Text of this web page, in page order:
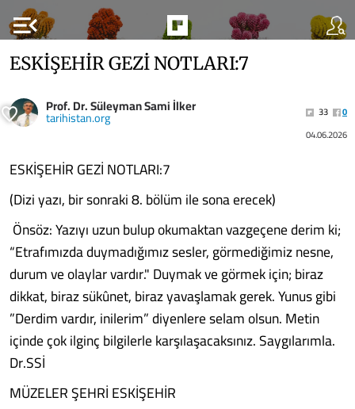
menu_open
ESKİŞEHİR GEZİ NOTLARI:7
Prof. Dr. Süleyman Sami İlker
tarihistan.org 33
0
04.06.2026
ESKİŞEHİR GEZİ NOTLARI:7
(Dizi yazı, bir sonraki 8. bölüm ile sona erecek)
Önsöz: Yazıyı uzun bulup okumaktan vazgeçene derim ki;
“Etrafımızda duymadığımız sesler, görmediğimiz nesne,
durum ve olaylar vardır." Duymak ve görmek için; biraz
dikkat, biraz sükûnet, biraz yavaşlamak gerek. Yunus gibi
”Derdim vardır, inilerim” diyenlere selam olsun. Metin
içinde çok ilginç bilgilerle karşılaşacaksınız. Saygılarımla.
Dr.SSİ
MÜZELER ŞEHRİ ESKİŞEHİR